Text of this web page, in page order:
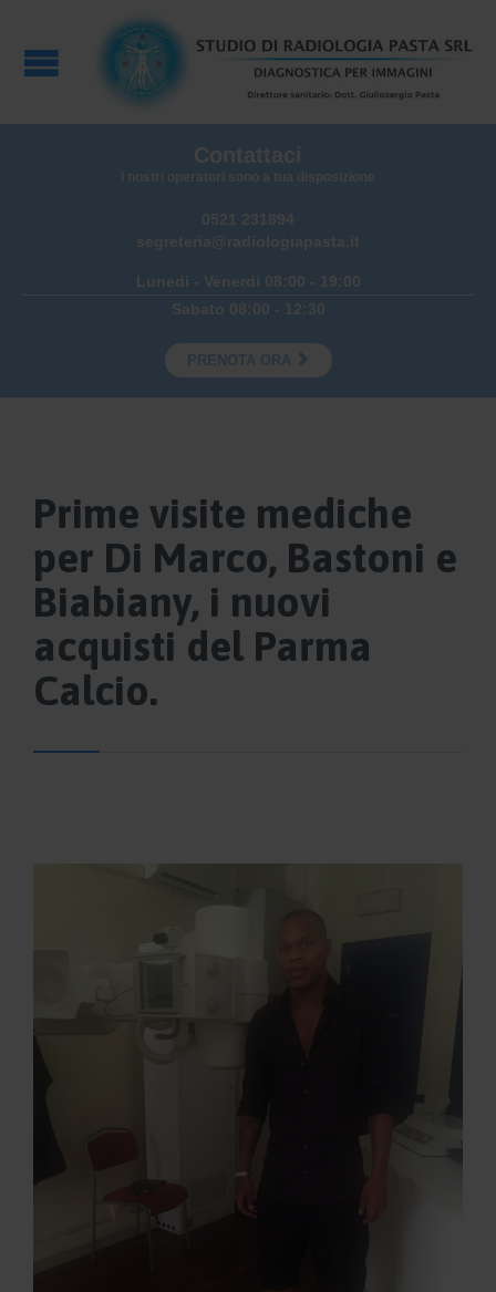
Contattaci
I nostri operatori sono a tua disposizione
0521 231894
segreteria@radiologiapasta.it
Lunedi - Venerdi 08:00 - 19:00
Sabato 08:00 - 12:30
PRENOTA ORA 
Prime visite mediche
per Di Marco, Bastoni e
Biabiany, i nuovi
acquisti del Parma
Calcio.